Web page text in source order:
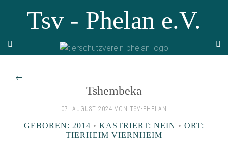
Tsv - Phelan e.V.
←
Tshembeka
07. AUGUST 2024 VON TSV-PHELAN
GEBOREN: 2014 • KASTRIERT: NEIN • ORT:
TIERHEIM VIERNHEIM